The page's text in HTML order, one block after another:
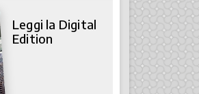
Leggi la Digital
Edition